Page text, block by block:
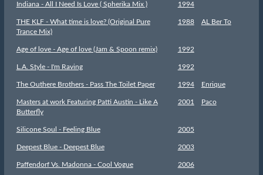
Indiana - All I Need Is Love ( Spherika Mix ) 1994
THE KLF - What time is love? (Original Pure
Trance Mix)
1988 AL Ber To
Age of love - Age of love (Jam & Spoon remix) 1992
L.A. Style - I'm Raving 1992
The Outhere Brothers - Pass The Toilet Paper 1994 Enrique
Masters at work Featuring Patti Austin - Like A
Butterfly
2001 Paco
Silicone Soul - Feeling Blue 2005
Deepest Blue - Deepest Blue 2003
Paffendorf Vs. Madonna - Cool Vogue 2006